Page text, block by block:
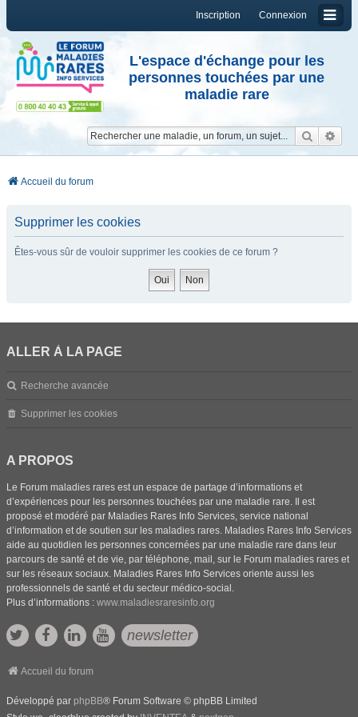
Connexion
Inscription
L'espace d'échange pour les
personnes touchées par une
maladie rare
Accueil du forum
Supprimer les cookies
Êtes-vous sûr de vouloir supprimer les cookies de ce forum ?
ALLER À LA PAGE
Recherche avancée
Supprimer les cookies
A PROPOS
Le Forum maladies rares est un espace de partage d’informations et
d’expériences pour les personnes touchées par une maladie rare. Il est
proposé et modéré par Maladies Rares Info Services, service national
d’information et de soutien sur les maladies rares. Maladies Rares Info Services
aide au quotidien les personnes concernées par une maladie rare dans leur
parcours de santé et de vie, par téléphone, mail, sur le Forum maladies rares et
sur les réseaux sociaux. Maladies Rares Info Services oriente aussi les
professionnels de santé et du secteur médico-social.
Plus d’informations : www.maladiesraresinfo.org
newsletter
Accueil du forum
Développé par phpBB® Forum Software © phpBB Limited